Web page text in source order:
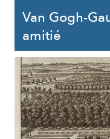
Van Gogh-
amitié